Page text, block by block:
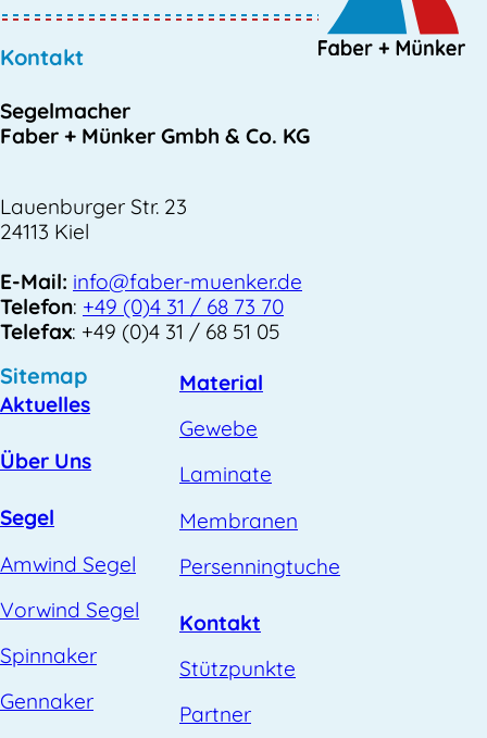
Kontakt
Segelmacher
Faber + Münker Gmbh & Co. KG
Lauenburger Str. 23
24113 Kiel
E-Mail: info@faber-muenker.de
Telefon: +49 (0)4 31 / 68 73 70
Telefax: +49 (0)4 31 / 68 51 05
Sitemap
Aktuelles
Über Uns
Segel
Amwind Segel
Vorwind Segel
Spinnaker
Gennaker
Material
Gewebe
Laminate
Membranen
Persenningtuche
Kontakt
Stützpunkte
Partner